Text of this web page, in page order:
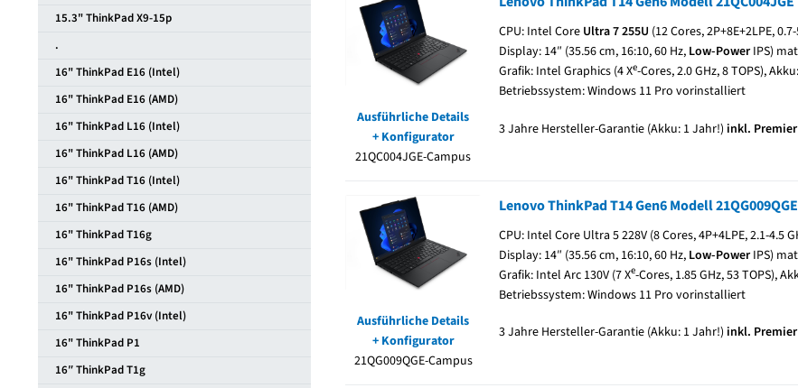
Ausführliche Details
+ Konfigurator
21QC004JGE-Campus
CPU: Intel Core Ultra 7255U (12 Cores, 2P+8E+2LPE,
Display: 14″ (35.56 cm, 16:10, 60 Hz, Low-PowerIPS)
Grafik: Intel Graphics (4 Xe-Cores, 2.0 GHz, 8 TOPS),
Betriebssystem: Windows 11 Pro vorinstalliert
3 Jahre Hersteller-Garantie (Akku: 1 Jahr!) inkl.
Ausführliche Details
+ Konfigurator
21QG009QGE-Campus
Lenovo ThinkPad T14 Gen6 Modell 21QG009QGE
CPU: Intel Core Ultra 5 228V (8 Cores, 4P+4LPE, 2.1-4.5
Display: 14″ (35.56 cm, 16:10, 60 Hz, Low-PowerIPS)
Grafik: Intel Arc 130V (7 Xe-Cores, 1.85 GHz, 53 TOPS),
Betriebssystem: Windows 11 Pro vorinstalliert
3 Jahre Hersteller-Garantie (Akku: 1 Jahr!) inkl.
15.3" ThinkPad X9-15p
.
16" ThinkPad E16 (Intel)
16" ThinkPad E16 (AMD)
16" ThinkPad L16 (Intel)
16" ThinkPad L16 (AMD)
16" ThinkPad T16 (Intel)
16" ThinkPad T16 (AMD)
16" ThinkPad T16g
16" ThinkPad P16s (Intel)
16" ThinkPad P16s (AMD)
16" ThinkPad P16v (Intel)
16" ThinkPad P1
16″ ThinkPad T1g